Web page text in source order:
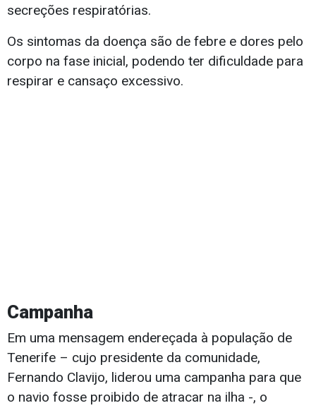
secreções respiratórias.
Os sintomas da doença são de febre e dores pelo
corpo na fase inicial, podendo ter dificuldade para
respirar e cansaço excessivo.
Campanha
Em uma mensagem endereçada à população de
Tenerife – cujo presidente da comunidade,
Fernando Clavijo, liderou uma campanha para que
o navio fosse proibido de atracar na ilha -, o